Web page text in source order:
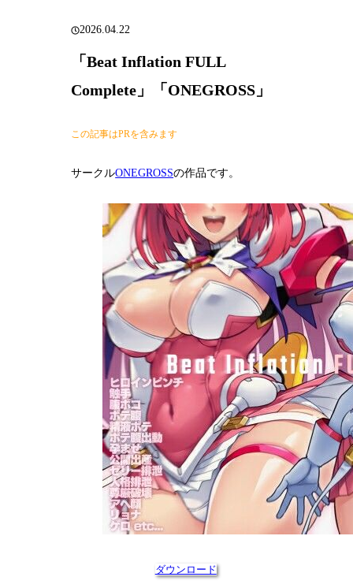
2026.04.22
「Beat Inflation FULL
Complete」「ONEGROSS」
この記事はPRを含みます
サークルONEGROSSの作品です。
ダウンロード